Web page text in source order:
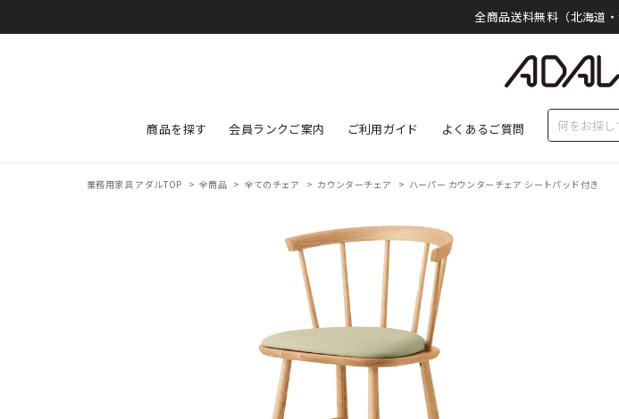
全商品送料無料（北海道・
商品を探す 会員ランクご案内 ご利用ガイド よくあるご質問
業務用家具 アダルTOP >全商品 > 全てのチェア > カウンターチェア > ハーパー カウンターチェア シートパッド付き